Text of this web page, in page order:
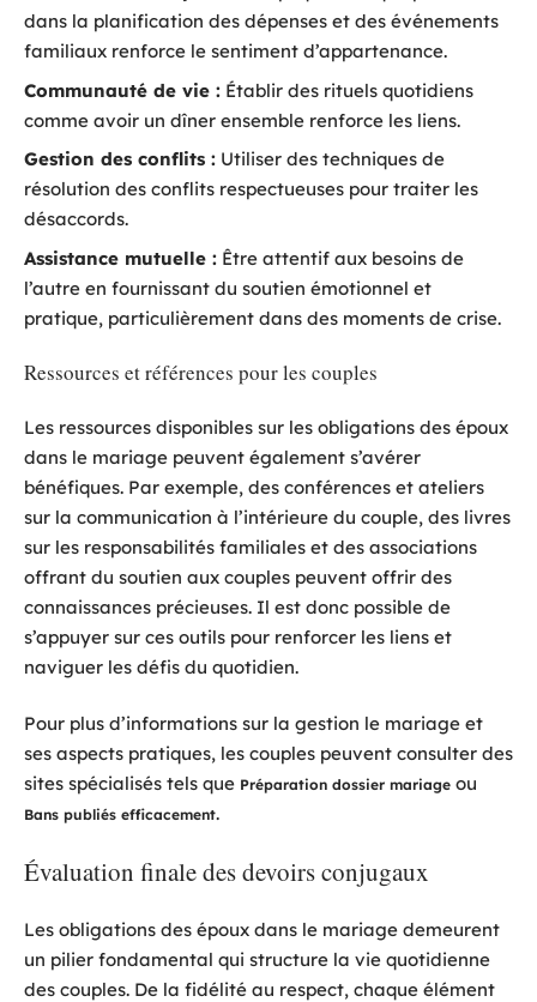
dans la planification des dépenses et des événements
familiaux renforce le sentiment d’appartenance.
Communauté de vie : Établir des rituels quotidiens
comme avoir un dîner ensemble renforce les liens.
Gestion des conflits : Utiliser des techniques de
résolution des conflits respectueuses pour traiter les
désaccords.
Assistance mutuelle : Être attentif aux besoins de
l’autre en fournissant du soutien émotionnel et
pratique, particulièrement dans des moments de crise.
Ressources et références pour les couples
Les ressources disponibles sur les obligations des époux
dans le mariage peuvent également s’avérer
bénéfiques. Par exemple, des conférences et ateliers
sur la communication à l’intérieure du couple, des livres
sur les responsabilités familiales et des associations
offrant du soutien aux couples peuvent offrir des
connaissances précieuses. Il est donc possible de
s’appuyer sur ces outils pour renforcer les liens et
naviguer les défis du quotidien.
Pour plus d’informations sur la gestion le mariage et
ses aspects pratiques, les couples peuvent consulter des
sites spécialisés tels que Préparation dossier mariage ou
Bans publiés efficacement.
Évaluation finale des devoirs conjugaux
Les obligations des époux dans le mariage demeurent
un pilier fondamental qui structure la vie quotidienne
des couples. De la fidélité au respect, chaque élément